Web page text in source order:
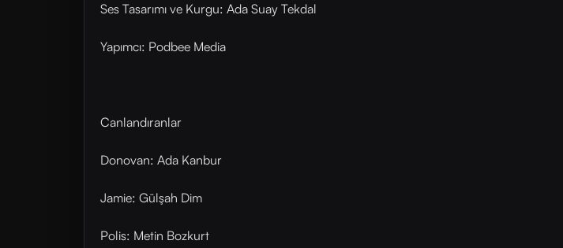
Ses Tasarımı ve Kurgu: Ada Suay Tekdal
Yapımcı: Podbee Media
Canlandıranlar
Donovan: Ada Kanbur
Jamie: Gülşah Dim
Polis: Metin Bozkurt